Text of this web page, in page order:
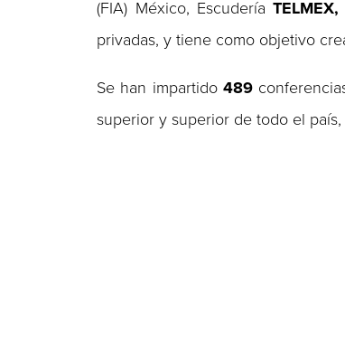
(FIA) México, EscuderíaTELMEX,
privadas, y tiene como objetivo
Se han impartido489
superior y superior de todo el